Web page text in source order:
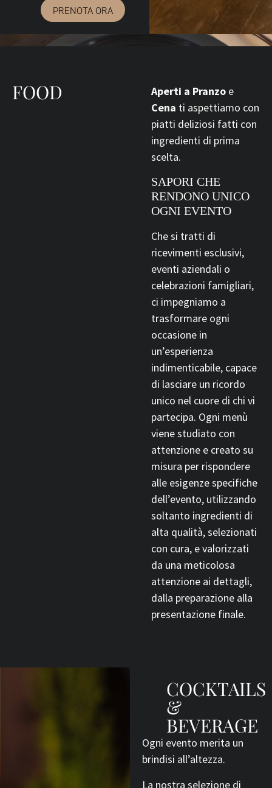
PRENOTA ORA
FOOD Aperti a Pranzo e
Cena ti aspettiamo con
piatti deliziosi fatti con
ingredienti di prima
scelta.
SAPORI CHE
RENDONO UNICO
OGNI EVENTO
Che si tratti di
ricevimenti esclusivi,
eventi aziendali o
celebrazioni famigliari,
ci impegniamo a
trasformare ogni
occasione in
un’esperienza
indimenticabile, capace
di lasciare un ricordo
unico nel cuore di chi vi
partecipa. Ogni menù
viene studiato con
attenzione e creato su
misura per rispondere
alle esigenze specifiche
dell’evento, utilizzando
soltanto ingredienti di
alta qualità, selezionati
con cura, e valorizzati
da una meticolosa
attenzione ai dettagli,
dalla preparazione alla
presentazione finale.
COCKTAILS
&
BEVERAGE
Ogni evento merita un
brindisi all’altezza.
La nostra selezione di